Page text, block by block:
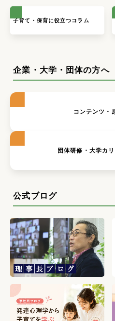
子育て・保育に役立つコラム
企業・大学・団体の方へ
コンテンツ・
団体研修・大学カ
公式ブログ